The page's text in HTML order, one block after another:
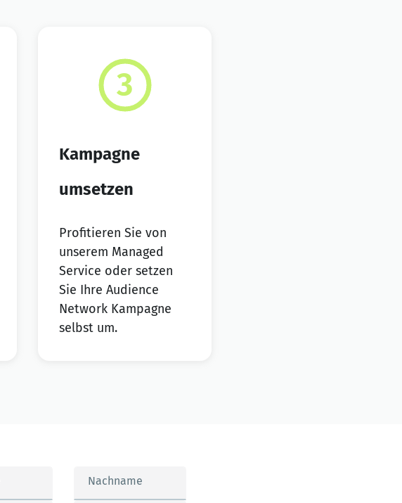
Kampagne
umsetzen
Profitieren Sie von
unserem Managed
Service oder setzen
Sie Ihre Audience
Network Kampagne
selbst um.
Nachname